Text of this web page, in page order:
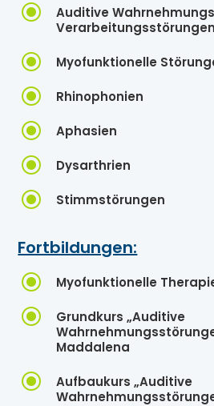
\
Auditive
Verarbeitungsstörungen
\ Myofunktionelle
\ Rhinophonien
\ Aphasien
\ Dysarthrien
\ Stimmstörungen
Fortbildungen:
\ Myofunktionelle
\
Grundkurs „Auditive
Maddalena
\
Aufbaukurs „Auditive